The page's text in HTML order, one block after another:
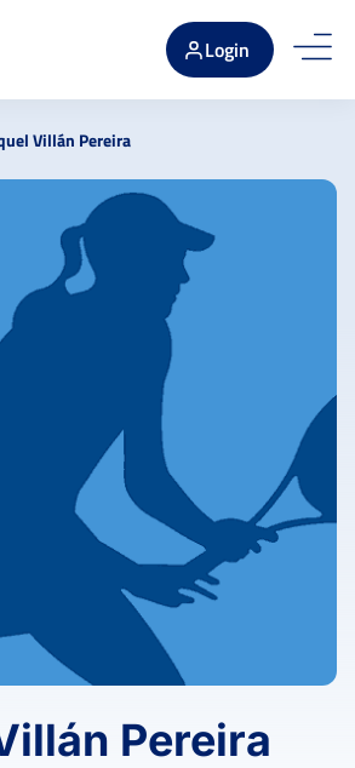
Login
Villán Pereira
Pereira